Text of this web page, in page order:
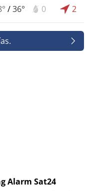
/36° 0 2
Alarm Sat24